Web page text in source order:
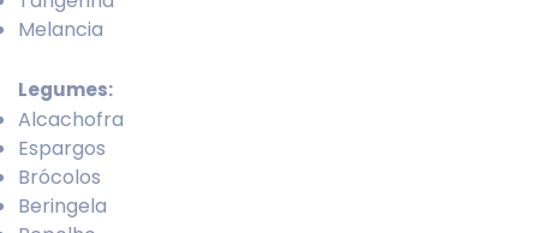
Melancia
Legumes:
Alcachofra
Espargos
Brócolos
Beringela